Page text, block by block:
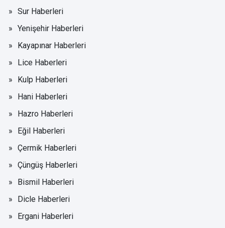
Sur Haberleri
Yenişehir Haberleri
Kayapınar Haberleri
Lice Haberleri
Kulp Haberleri
Hani Haberleri
Hazro Haberleri
Eğil Haberleri
Çermik Haberleri
Çüngüş Haberleri
Bismil Haberleri
Dicle Haberleri
Ergani Haberleri